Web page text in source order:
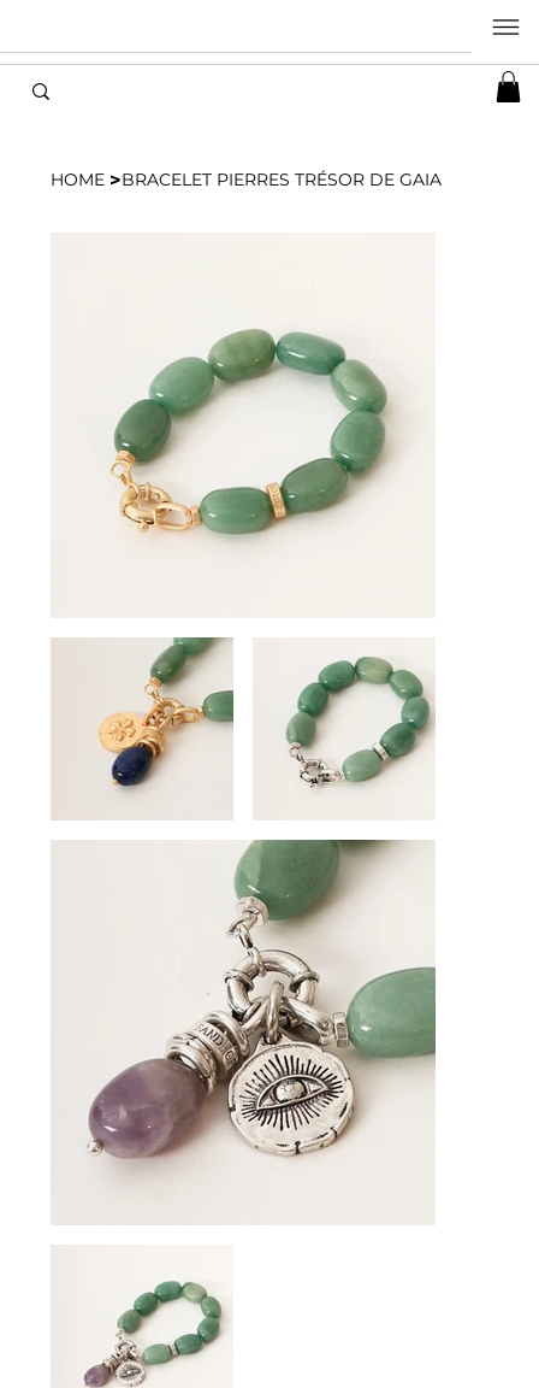
HOME >BRACELET PIERRES TRÉSOR DE GAIA